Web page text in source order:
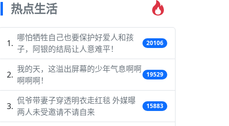
热点生活
哪怕牺牲自己也要保护好爱人和孩
子，阿银的结局让人意难平！
20106
我的天，这溢出屏幕的少年气息啊啊
啊啊啊！
19529
侃爷带妻子穿透明衣走红毯 外媒曝
两人未受邀请不请自来
15883